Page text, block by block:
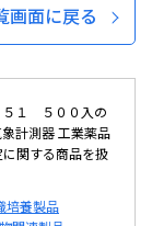
画面に戻る
１ ５００入の
計測器 工業薬品
関する商品を扱
培養製品